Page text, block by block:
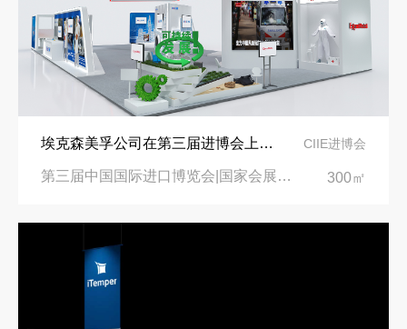
埃克森美孚公司在第三届进博会上展示非凡的展台搭建设计 CIIE进博会
第三届中国国际进口博览会|国家会展中心 300㎡